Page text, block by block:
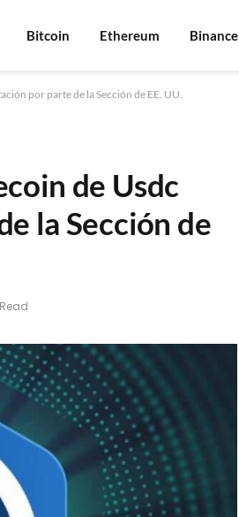
Bitcoin Ethereum Binance
por parte de la Sección de EE. UU.
de Usdc
la Sección de